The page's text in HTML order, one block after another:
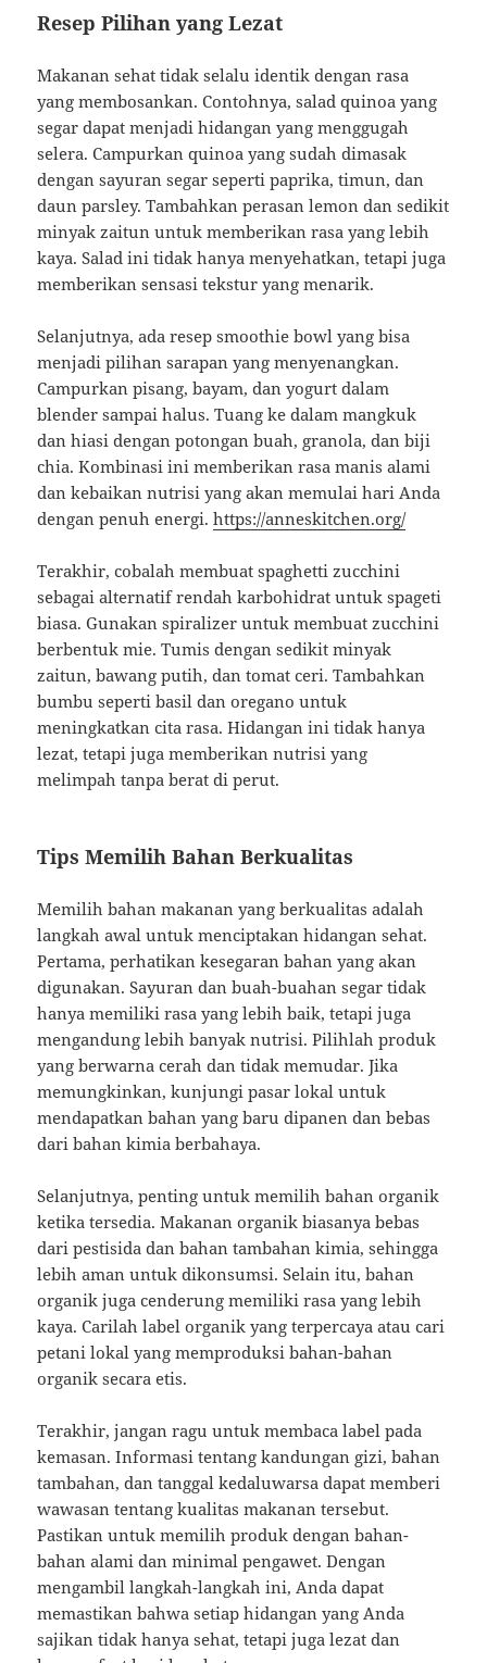
Resep Pilihan yang Lezat
Makanan sehat tidak selalu identik dengan rasa
yang membosankan. Contohnya, salad quinoa yang
segar dapat menjadi hidangan yang menggugah
selera. Campurkan quinoa yang sudah dimasak
dengan sayuran segar seperti paprika, timun, dan
daun parsley. Tambahkan perasan lemon dan sedikit
minyak zaitun untuk memberikan rasa yang lebih
kaya. Salad ini tidak hanya menyehatkan, tetapi juga
memberikan sensasi tekstur yang menarik.
Selanjutnya, ada resep smoothie bowl yang bisa
menjadi pilihan sarapan yang menyenangkan.
Campurkan pisang, bayam, dan yogurt dalam
blender sampai halus. Tuang ke dalam mangkuk
dan hiasi dengan potongan buah, granola, dan biji
chia. Kombinasi ini memberikan rasa manis alami
dan kebaikan nutrisi yang akan memulai hari Anda
dengan penuh energi.https://anneskitchen.org/
Terakhir, cobalah membuat spaghetti zucchini
sebagai alternatif rendah karbohidrat untuk spageti
biasa. Gunakan spiralizer untuk membuat zucchini
berbentuk mie. Tumis dengan sedikit minyak
zaitun, bawang putih, dan tomat ceri. Tambahkan
bumbu seperti basil dan oregano untuk
meningkatkan cita rasa. Hidangan ini tidak hanya
lezat, tetapi juga memberikan nutrisi yang
melimpah tanpa berat di perut.
Tips Memilih Bahan Berkualitas
Memilih bahan makanan yang berkualitas adalah
langkah awal untuk menciptakan hidangan sehat.
Pertama, perhatikan kesegaran bahan yang akan
digunakan. Sayuran dan buah-buahan segar tidak
hanya memiliki rasa yang lebih baik, tetapi juga
mengandung lebih banyak nutrisi. Pilihlah produk
yang berwarna cerah dan tidak memudar. Jika
memungkinkan, kunjungi pasar lokal untuk
mendapatkan bahan yang baru dipanen dan bebas
dari bahan kimia berbahaya.
Selanjutnya, penting untuk memilih bahan organik
ketika tersedia. Makanan organik biasanya bebas
dari pestisida dan bahan tambahan kimia, sehingga
lebih aman untuk dikonsumsi. Selain itu, bahan
organik juga cenderung memiliki rasa yang lebih
kaya. Carilah label organik yang terpercaya atau cari
petani lokal yang memproduksi bahan-bahan
organik secara etis.
Terakhir, jangan ragu untuk membaca label pada
kemasan. Informasi tentang kandungan gizi, bahan
tambahan, dan tanggal kedaluwarsa dapat memberi
wawasan tentang kualitas makanan tersebut.
Pastikan untuk memilih produk dengan bahan-
bahan alami dan minimal pengawet. Dengan
mengambil langkah-langkah ini, Anda dapat
memastikan bahwa setiap hidangan yang Anda
sajikan tidak hanya sehat, tetapi juga lezat dan